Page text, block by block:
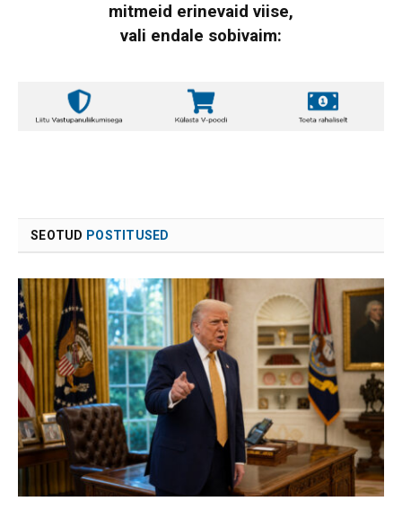
mitmeid erinevaid viise,
vali endale sobivaim:
SEOTUD POSTITUSED